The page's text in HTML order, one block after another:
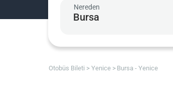
Nereden
Otobüs Bileti Yenice Bursa - Yenice